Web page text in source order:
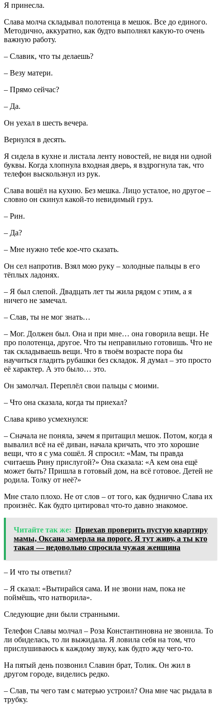
Я принесла.
Слава молча складывал полотенца в мешок. Все до единого.
Методично, аккуратно, как будто выполнял какую-то очень
важную работу.
– Славик, что ты делаешь?
– Везу матери.
– Прямо сейчас?
– Да.
Он уехал в шесть вечера.
Вернулся в десять.
Я сидела в кухне и листала ленту новостей, не видя ни одной
буквы. Когда хлопнула входная дверь, я вздрогнула так, что
телефон выскользнул из рук.
Слава вошёл на кухню. Без мешка. Лицо усталое, но другое –
словно он скинул какой-то невидимый груз.
– Рин.
– Да?
– Мне нужно тебе кое-что сказать.
Он сел напротив. Взял мою руку – холодные пальцы в его
тёплых ладонях.
– Я был слепой. Двадцать лет ты жила рядом с этим, а я
ничего не замечал.
– Слав, ты не мог знать…
– Мог. Должен был. Она и при мне… она говорила вещи. Не
про полотенца, другое. Что ты неправильно готовишь. Что не
так складываешь вещи. Что в твоём возрасте пора бы
научиться гладить рубашки без складок. Я думал – это просто
её характер. А это было… это.
Он замолчал. Переплёл свои пальцы с моими.
– Что она сказала, когда ты приехал?
Слава криво усмехнулся:
– Сначала не поняла, зачем я притащил мешок. Потом, когда я
вывалил всё на её диван, начала кричать, что это хорошие
вещи, что я с ума сошёл. Я спросил: «Мам, ты правда
считаешь Рину прислугой?» Она сказала: «А кем она ещё
может быть? Пришла в готовый дом, на всё готовое. Детей не
родила. Толку от неё?»
Мне стало плохо. Не от слов – от того, как буднично Слава их
произнёс. Как будто цитировал что-то давно знакомое.
Читайте так же: Приехав проверить пустую квартиру
мамы, Оксана замерла на пороге. Я тут живу, а ты кто
такая — недовольно спросила чужая женщина
– И что ты ответил?
– Я сказал: «Вытирайся сама. И не звони нам, пока не
поймёшь, что натворила».
Следующие дни были странными.
Телефон Славы молчал – Роза Константиновна не звонила. То
ли обиделась, то ли выжидала. Я ловила себя на том, что
прислушиваюсь к каждому звуку, как будто жду чего-то.
На пятый день позвонил Славин брат, Толик. Он жил в
другом городе, виделись редко.
– Слав, ты чего там с матерью устроил? Она мне час рыдала в
трубку.